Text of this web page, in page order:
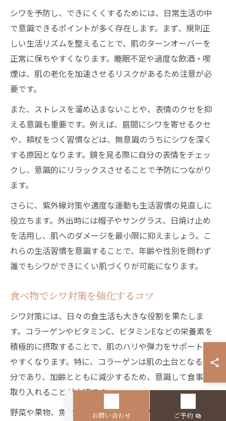
シワを予防し、できにくくするためには、日常生活の中
で意識できるポイントが多く存在します。まず、規則正
しい生活リズムを整えることで、肌のターンオーバーを
正常に保ちやすくなります。睡眠不足や過度な飲酒・喫
煙は、肌の老化を加速させるリスクがあるため注意が必
要です。
また、ストレスを溜め込まないことや、表情のクセを抑
える意識も重要です。例えば、眉間にシワを寄せるクセ
や、頬杖をつく習慣などは、無意識のうちにシワを深く
する原因となります。鏡を見る際に自分の表情をチェッ
クし、意識的にリラックスさせることで予防につながり
ます。
さらに、紫外線対策や適度な運動も生活習慣の見直しに
役立ちます。外出時には帽子やサングラス、日焼け止め
を活用し、肌へのダメージを最小限に抑えましょう。こ
れらの生活習慣を意識することで、年齢や性別を問わず
誰でもシワができにくい肌づくりが可能になります。
食べ物でシワ対策を強化するコツ
シワ対策には、日々の食生活も大きな役割を果たしま
す。コラーゲンやビタミンC、ビタミンEなどの栄養素を
積極的に摂取することで、肌のハリや弾力をサポートし
やすくなります。特に、コラーゲンは肌の土台となる成
分であり、加齢とともに減少するため、意識して食事に
取り入れることが大切です。
野菜や果物、魚介類、大豆製品など、バランスよく栄養
お問い合わせ ご予約